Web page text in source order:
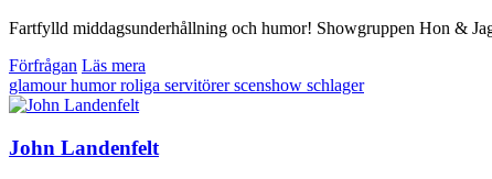
Fartfylld middagsunderhållning och humor! Showgruppen Hon &
Förfrågan Läs mera
glamourhumorroliga servitörerscenshow schlager
John Landenfelt